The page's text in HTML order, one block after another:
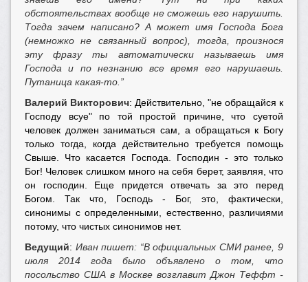
обстоятельствах вообще не сможешь его нарушить.
Тогда зачем написано? А может имя Господа Бога
(немножко не связанный вопрос), тогда, произнося
эту фразу ты автоматически называешь имя
Господа и по незнанию все время его нарушаешь.
Путаница какая-то.”
Валерий Викторович: Действительно, "не обращайся к
Господу всуе" по той простой причине, что суетой
человек должен заниматься сам, а обращаться к Богу
только тогда, когда действительно требуется помощь
Свыше. Что касается Господа. Господин - это только
Бог! Человек слишком много на себя берет, заявляя, что
он господин. Еще придется отвечать за это перед
Богом. Так что, Господь - Бог, это, фактически,
синонимы с определенными, естественно, различиями
потому, что чистых синонимов нет.
Ведущий: Иван пишет: “В официальных СМИ ранее, 9
июля 2014 года было объявлено о том, что
посольство США в Москве возглавит Джон Теффт -